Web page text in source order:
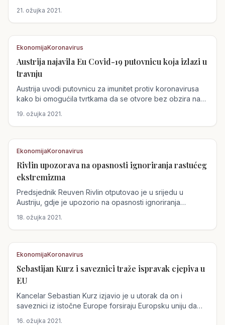
21. ožujka 2021.
Austrija
EkonomijaKoronavirus
Austrija najavila Eu Covid-19 putovnicu koja izlazi u
travnju
Austrija uvodi putovnicu za imunitet protiv koronavirusa
kako bi omogućila tvrtkama da se otvore bez obzira na
19. ožujka 2021.
Austrija
EkonomijaKoronavirus
Rivlin upozorava na opasnosti ignoriranja rastućeg
ekstremizma
Predsjednik Reuven Rivlin otputovao je u srijedu u
Austriju, gdje je upozorio na opasnosti ignoriranja
18. ožujka 2021.
Austrija
EkonomijaKoronavirus
Sebastijan Kurz i saveznici traže ispravak cjepiva u
EU
Kancelar Sebastian Kurz izjavio je u utorak da on i
saveznici iz istočne Europe forsiraju Europsku uniju da
16. ožujka 2021.